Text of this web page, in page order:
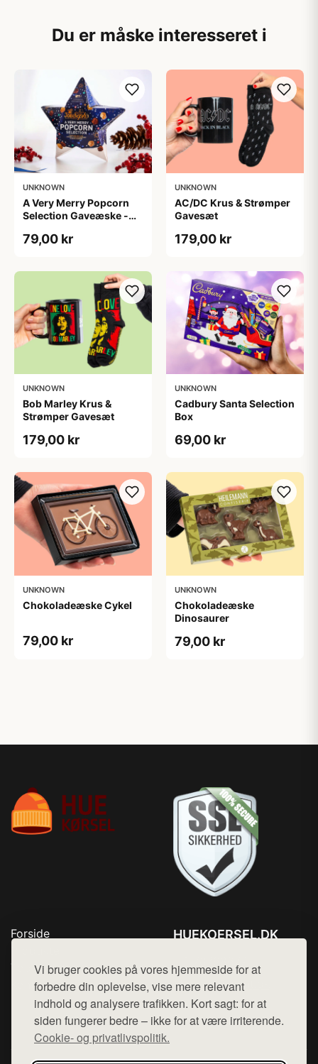
Vi bruger cookies på vores hjemmeside for at
forbedre din oplevelse, vise mere relevant
indhold og analysere trafikken. Kort sagt: for at
siden fungerer bedre – ikke for at være irriterende.
Cookie- og privatlivspolitik.
Du er måske interesseret i
UNKNOWN
A Very Merry Popcorn
Selection Gaveæske -
79,00 kr
UNKNOWN
AC/DC Krus & Strømper
Gavesæt
179,00 kr
UNKNOWN
Bob Marley Krus &
Strømper Gavesæt
179,00 kr
UNKNOWN
Cadbury Santa Selection
Box
69,00 kr
UNKNOWN
Chokoladeæske Cykel
79,00 kr
UNKNOWN
Chokoladeæske
Dinosaurer
79,00 kr
Forside
Top Rabatter
Kontakt
HUEKOERSEL.DK
Mail: hej@want.dk
Cookie- og privatlivspolitik